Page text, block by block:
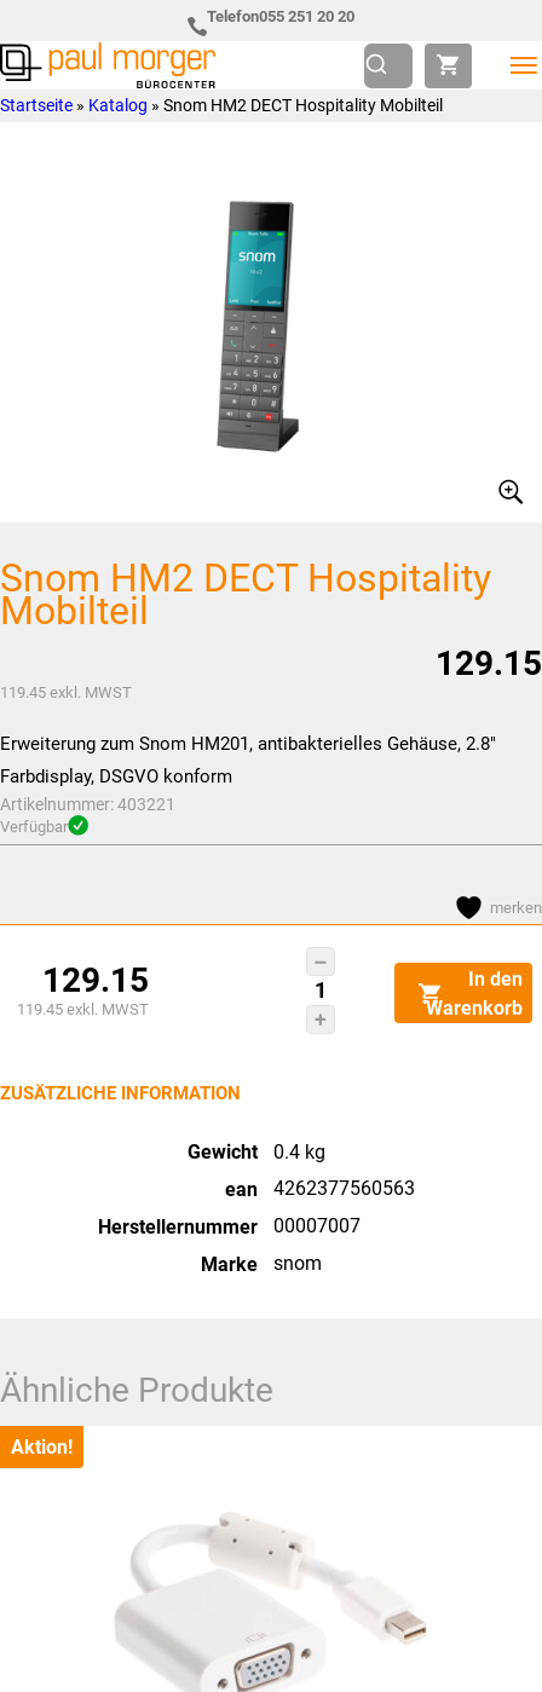
Hauptnavigation
springen
to
main
Telefon055 251 20 20
Paul
so
Startseite » Katalog » Snom HM2 DECT Hospitality Mobilteil
Snom HM2 DECT Hospitality
Mobilteil
129.15
119.45 exkl. MWST
Erweiterung zum Snom HM201, antibakterielles Gehäuse, 2.8″
Farbdisplay, DSGVO konform
Artikelnummer:403221
Verfügbar
merken
129.15
119.45 exkl. MWST
Snom
HM2
DECT
In den
Warenkorb
ZUSÄTZLICHE INFORMATION
Gewicht
0.4 kg
ean
4262377560563
Herstellernummer
00007007
Marke
snom
Ähnliche Produkte
Aktion!